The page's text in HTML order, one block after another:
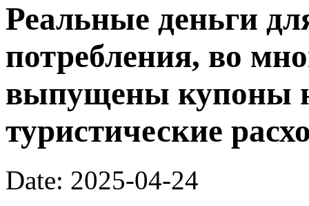
Реальные деньги
потребления, во
выпущены купоны
туристические
Date: 2025-04-24